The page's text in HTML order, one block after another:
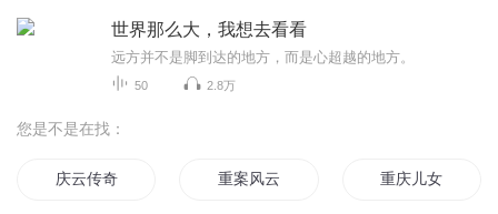
世界那么大，我想去看看
远方并不是脚到达的地方，而是心超越的地方。
50 2.8万
您是不是在找：
庆云传奇 重案风云 重庆儿女